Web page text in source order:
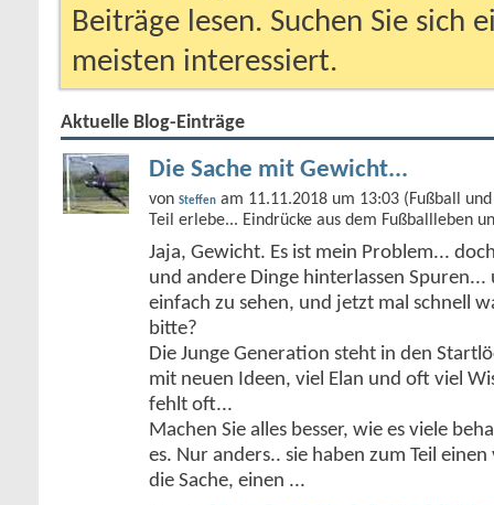
Beiträge lesen. Suchen Sie sich
meisten interessiert.
Aktuelle Blog-Einträge
Die Sache mit Gewicht...
von Steffen am 11.11.2018 um 13:03 (Fußball
Teil erlebe... Eindrücke aus dem Fußballleben
Jaja, Gewicht. Es ist mein Problem...
und andere Dinge hinterlassen Spuren...
einfach zu sehen, und jetzt mal schnell
bitte?
Die Junge Generation steht in den
mit neuen Ideen, viel Elan und oft viel
fehlt oft...
Machen Sie alles besser, wie es viele
es. Nur anders.. sie haben zum Teil
die Sache, einen ...